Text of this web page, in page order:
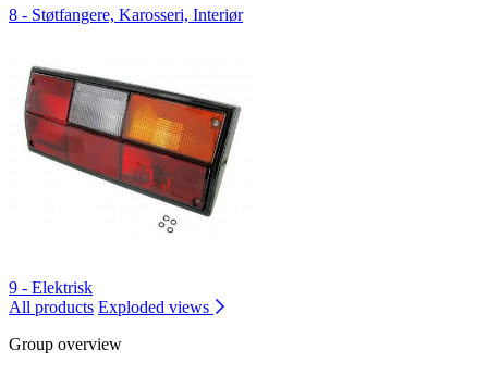
8 - Støtfangere, Karosseri, Interiør
9 - Elektrisk
All products Exploded views
Group overview